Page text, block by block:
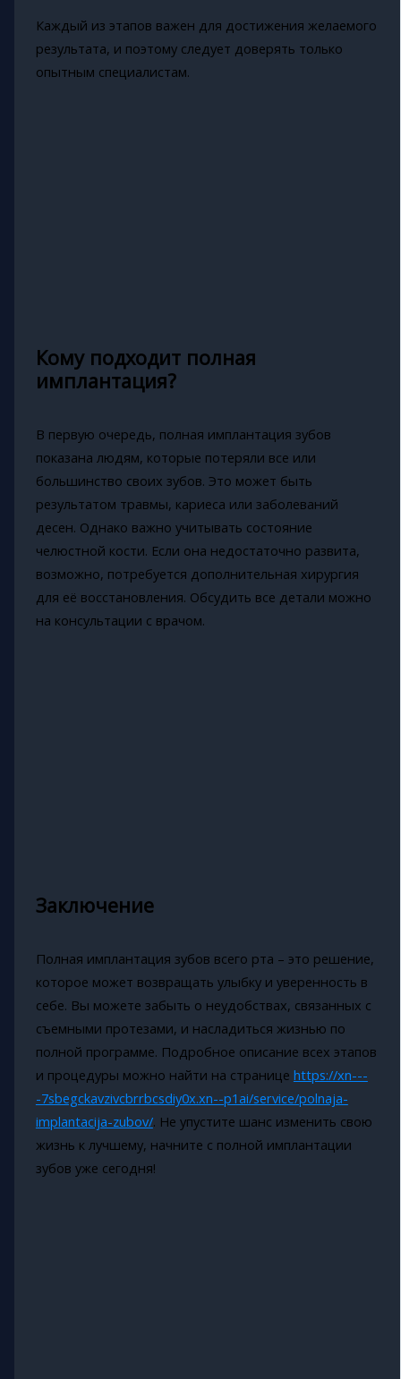
Каждый из этапов важен для достижения желаемого
результата, и поэтому следует доверять только
опытным специалистам.
Кому подходит полная
имплантация?
В первую очередь, полная имплантация зубов
показана людям, которые потеряли все или
большинство своих зубов. Это может быть
результатом травмы, кариеса или заболеваний
десен. Однако важно учитывать состояние
челюстной кости. Если она недостаточно развита,
возможно, потребуется дополнительная хирургия
для её восстановления. Обсудить все детали можно
на консультации с врачом.
Заключение
Полная имплантация зубов всего рта – это решение,
которое может возвращать улыбку и уверенность в
себе. Вы можете забыть о неудобствах, связанных с
съемными протезами, и насладиться жизнью по
полной программе. Подробное описание всех этапов
и процедуры можно найти на странице https://xn---
-7sbegckavzivcbrrbcsdiy0x.xn--p1ai/service/polnaja-
implantacija-zubov/. Не упустите шанс изменить свою
жизнь к лучшему, начните с полной имплантации
зубов уже сегодня!